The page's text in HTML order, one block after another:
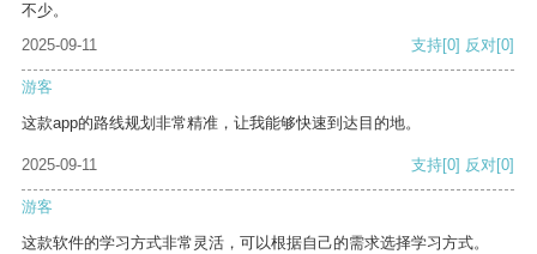
不少。
2025-09-11
支持[0] 反对[0]
游客
这款app的路线规划非常精准，让我能够快速到达目的地。
2025-09-11 支持[0] 反对[0]
游客
这款软件的学习方式非常灵活，可以根据自己的需求选择学习方式。